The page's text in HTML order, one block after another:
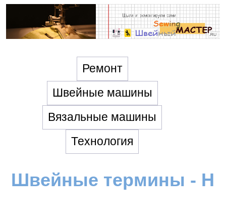
Ремонт
Швейные машины
Вязальные машины
Технология
Швейные термины - Н